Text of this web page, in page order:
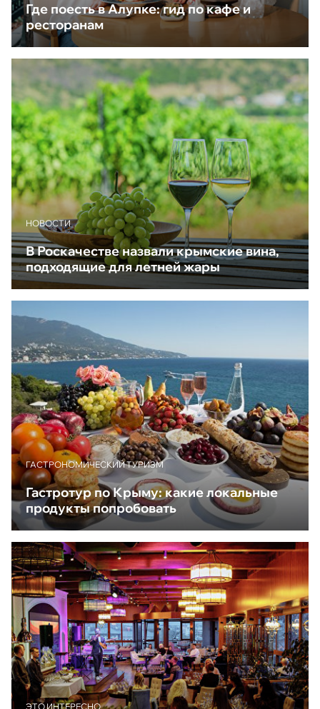
Где поесть в Алупке: гид по кафе и
ресторанам
НОВОСТИ
В Роскачестве назвали крымские вина,
подходящие для летней жары
ГАСТРОНОМИЧЕСКИЙ ТУРИЗМ
Гастротур по Крыму: какие локальные
продукты попробовать
ЭТО ИНТЕРЕСНО